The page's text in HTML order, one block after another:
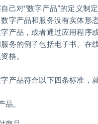
己对“数字产品”的定义制
字产品和服务没有实体形
产品，或者通过应用程序
务的例子包括电子书、在
格。
产品符合以下四条标准，
品。